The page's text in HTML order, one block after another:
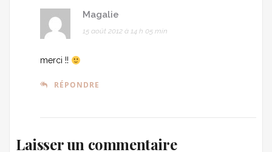
Magalie
15 août 2012 à 14 h 05 min
merci !!
RÉPONDRE
Laisser un commentaire